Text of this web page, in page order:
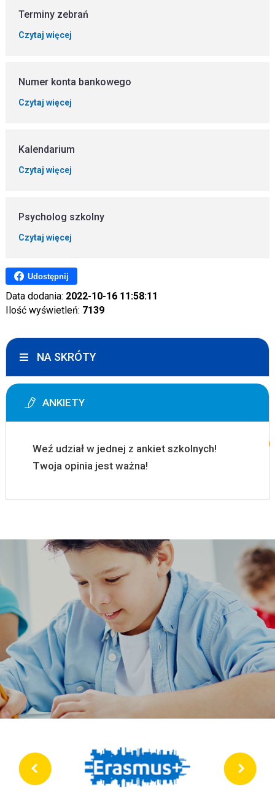
Terminy zebrań
Czytaj więcej
Numer konta bankowego
Czytaj więcej
Kalendarium
Czytaj więcej
Psycholog szkolny
Czytaj więcej
Udostępnij
Data dodania: 2022-10-16 11:58:11
Ilość wyświetleń: 7139
NA SKRÓTY
ANKIETY
Weź udział w jednej z ankiet szkolnych!
Twoja opinia jest ważna!